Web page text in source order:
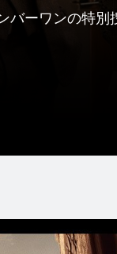
バーワンの特別